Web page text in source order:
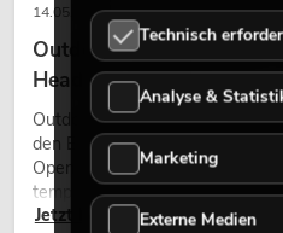
14.05.2026
Outdoor Moving-Heads:
Heads bei Events
Outdoor Moving-Heads sind
den Einsatz im Freien. Sie
Open-Air-Konzerten,
temporären
Jetzt lesen
Technisch
Analyse &
Marketing
Externe Medien